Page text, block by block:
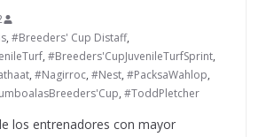
, #Breeders' Cup Distaff,
, #Breeders'CupJuvenileTurfSprint,
, #Nagirroc, #Nest, #PacksaWahlop,
, #ToddPletcher
los entrenadores con mayor